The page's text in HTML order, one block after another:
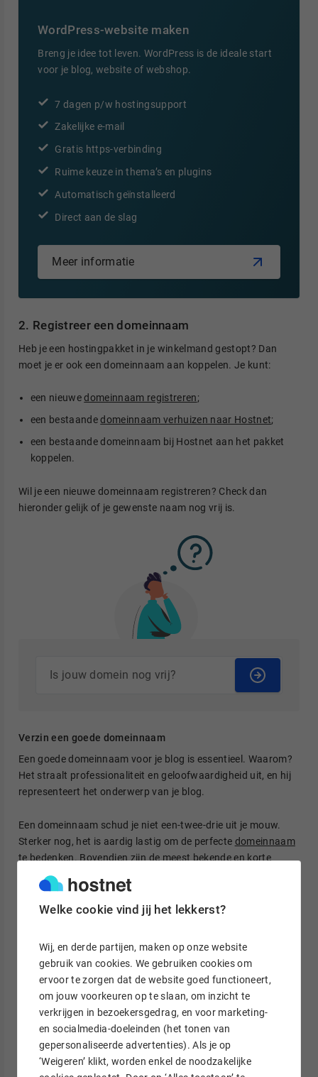
Welke cookie vind jij het lekkerst?
Wij, en derde partijen, maken op onze website
gebruik van cookies. We gebruiken cookies om
ervoor te zorgen dat de website goed functioneert,
om jouw voorkeuren op te slaan, om inzicht te
verkrijgen in bezoekersgedrag, en voor marketing-
en socialmedia-doeleinden (het tonen van
gepersonaliseerde advertenties). Als je op
‘Weigeren’ klikt, worden enkel de noodzakelijke
WordPress-website maken
Breng je idee tot leven. WordPress is de ideale start
voor je blog, website of webshop.
7 dagen p/w hostingsupport
Zakelijke e-mail
Gratis https-verbinding
Ruime keuze in thema’s en plugins
Automatisch geïnstalleerd
Direct aan de slag
Meer informatie
2. Registreer een domeinnaam
Heb je een hostingpakket in je winkelmand gestopt? Dan
moet je er ook een domeinnaam aan koppelen. Je kunt:
een nieuwedomeinnaam registreren;
een bestaandedomeinnaam verhuizen naar Hostnet;
een bestaande domeinnaam bij Hostnet aan het pakket
koppelen.
Wil je een nieuwe domeinnaam registreren? Check dan
hieronder gelijk of je gewenste naam nog vrij is.
Verzin een goede domeinnaam
Een goede domeinnaam voor je blog is essentieel. Waarom?
Het straalt professionaliteit en geloofwaardigheid uit, en hij
representeert het onderwerp van je blog.
Een domeinnaam schud je niet een-twee-drie uit je mouw.
Sterker nog, het is aardig lastig om de perfecte domeinnaam
te bedenken. Bovendien zijn de meest bekende en korte
woorden al bezet. Om alsnog een goede domeinnaam voor je
blog te vinden, kan eendomeinnaam tool
bedenken van een naam. Of ga brainstormen met de
Gebruik synoniemen
Varieer met enkelvoud en meervoud
Plaats een koppelteken
Check een andere taal
Gebruik cijfers
Betrek de extensie bij je naam